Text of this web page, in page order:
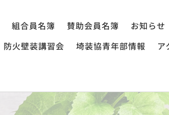
組合員名簿 賛助会員名簿
お知らせ
防火壁装講習会 埼装協青年部情報
ア